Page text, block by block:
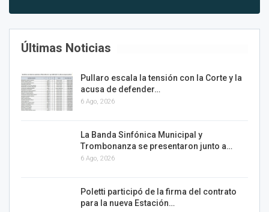
Últimas Noticias
Pullaro escala la tensión con la Corte y la
acusa de defender…
6 Ago, 2026
La Banda Sinfónica Municipal y
Trombonanza se presentaron junto a…
6 Ago, 2026
Poletti participó de la firma del contrato
para la nueva Estación…